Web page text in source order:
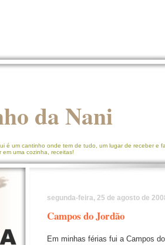
da Nani
é um cantinho onde tem de tudo, um lugar de receber e
uma cozinha, receitas!
segunda-feira, 25 de agosto de
Campos do Jordão
Em minhas férias fui a Campos